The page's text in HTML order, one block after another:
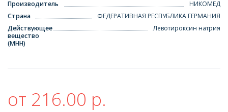
Производитель
НИКОМЕД
Страна
ФЕДЕРАТИВНАЯ РЕСПУБЛИКА ГЕРМАНИЯ
Действующее
вещество
(МНН)
Левотироксин натрия
от 216.00 р.